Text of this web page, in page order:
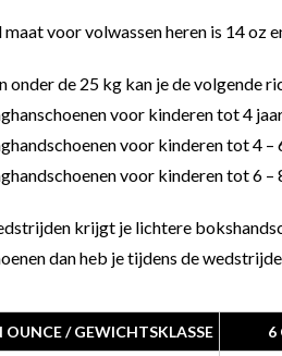
voor volwassen heren is 14 oz
onder de 25 kg kan je de volgende
voor kinderen tot 4
voor kinderen tot 4 –
voor kinderen tot 6 –
krijgt je lichtere
dan heb je tijdens de
/ GEWICHTSKLASSE 6